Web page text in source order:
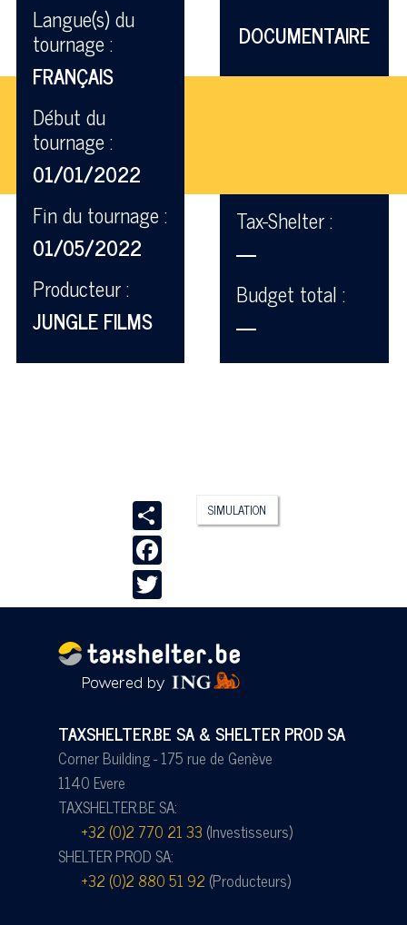
Langue(s) du
tournage :
FRANÇAIS
Début du
tournage :
01/01/2022
Fin du tournage :
01/05/2022
Producteur :
JUNGLE FILMS
DOCUMENTAIRE
Tax-Shelter :
—
Budget total :
—
Share
Facebook
Twitter
SIMULATION
TAXSHELTER.BE SA & SHELTER PROD SA
Corner Building - 175 rue de Genève
1140 Evere
TAXSHELTER.BE SA:
+32 (0)2 770 21 33 (Investisseurs)
SHELTER PROD SA:
+32 (0)2 880 51 92 (Producteurs)